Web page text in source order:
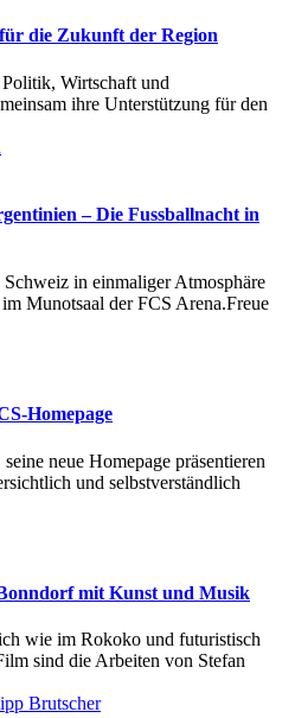
die Zukunft der Region
Wirtschaft und
ihre Unterstützung für den
– Die Fussballnacht in
in einmaliger Atmosphäre
Munotsaal der FCS Arena.Freue
Homepage
neue Homepage präsentieren
und selbstverständlich
mit Kunst und Musik
wie im Rokoko und futuristisch
sind die Arbeiten von Stefan